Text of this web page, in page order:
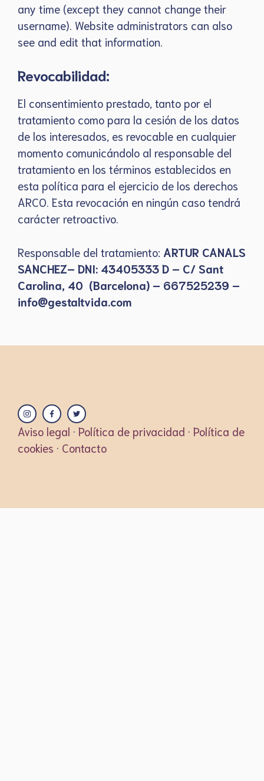
any time (except they cannot change their
username). Website administrators can also
see and edit that information.
Revocabilidad:
El consentimiento prestado, tanto por el
tratamiento como para la cesión de los datos
de los interesados, es revocable en cualquier
momento comunicándolo al responsable del
tratamiento en los términos establecidos en
esta política para el ejercicio de los derechos
ARCO. Esta revocación en ningún caso tendrá
carácter retroactivo.
Responsable del tratamiento: ARTUR CANALS
SANCHEZ– DNI: 43405333 D – C/ Sant
Carolina, 40 (Barcelona) – 667525239 –
info@gestaltvida.com
Aviso legal · Política de privacidad · Política de
cookies · Contacto